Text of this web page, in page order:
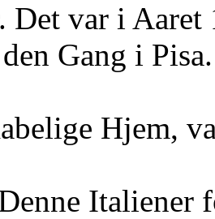
Det var i Aaret
Gang i
Hjem,
Italiener